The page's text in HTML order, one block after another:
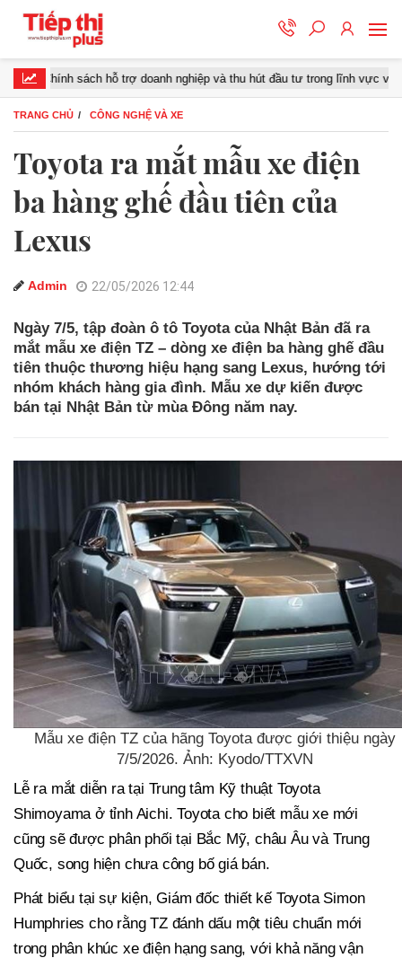
Chính sách hỗ trợ doanh nghiệp và thu hút đầu tư trong lĩnh vực văn hóa số
TRANG CHỦ CÔNG NGHỆ VÀ XE
Toyota ra mắt mẫu xe điện
ba hàng ghế đầu tiên của
Lexus
Admin 22/05/2026 12:44
Ngày 7/5, tập đoàn ô tô Toyota của Nhật Bản đã ra
mắt mẫu xe điện TZ – dòng xe điện ba hàng ghế đầu
tiên thuộc thương hiệu hạng sang Lexus, hướng tới
nhóm khách hàng gia đình. Mẫu xe dự kiến được
bán tại Nhật Bản từ mùa Đông năm nay.
Mẫu xe điện TZ của hãng Toyota được giới thiệu ngày
7/5/2026. Ảnh: Kyodo/TTXVN
Lễ ra mắt diễn ra tại Trung tâm Kỹ thuật Toyota
Shimoyama ở tỉnh Aichi. Toyota cho biết mẫu xe mới
cũng sẽ được phân phối tại Bắc Mỹ, châu Âu và Trung
Quốc, song hiện chưa công bố giá bán.
Phát biểu tại sự kiện, Giám đốc thiết kế Toyota Simon
Humphries cho rằng TZ đánh dấu một tiêu chuẩn mới
trong phân khúc xe điện hạng sang, với khả năng vận